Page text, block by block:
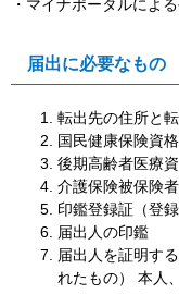
・マイナポータルによ
届出に必要なもの
転出先の住所と
国民健康保険資
後期高齢者医療
介護保険被保険
印鑑登録証（登録
届出人の印鑑
届出人を証明す
れたもの） 本人